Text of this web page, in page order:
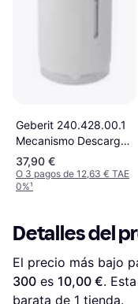
Geberit 240.428.00.1
Mecanismo Descarga
Cisterna Vista
37,90 €
O 3 pagos de 12,63 € TAE
0%¹
Detalles del
El precio más bajo
300 es 10,00 €.
barata de 1 tienda.